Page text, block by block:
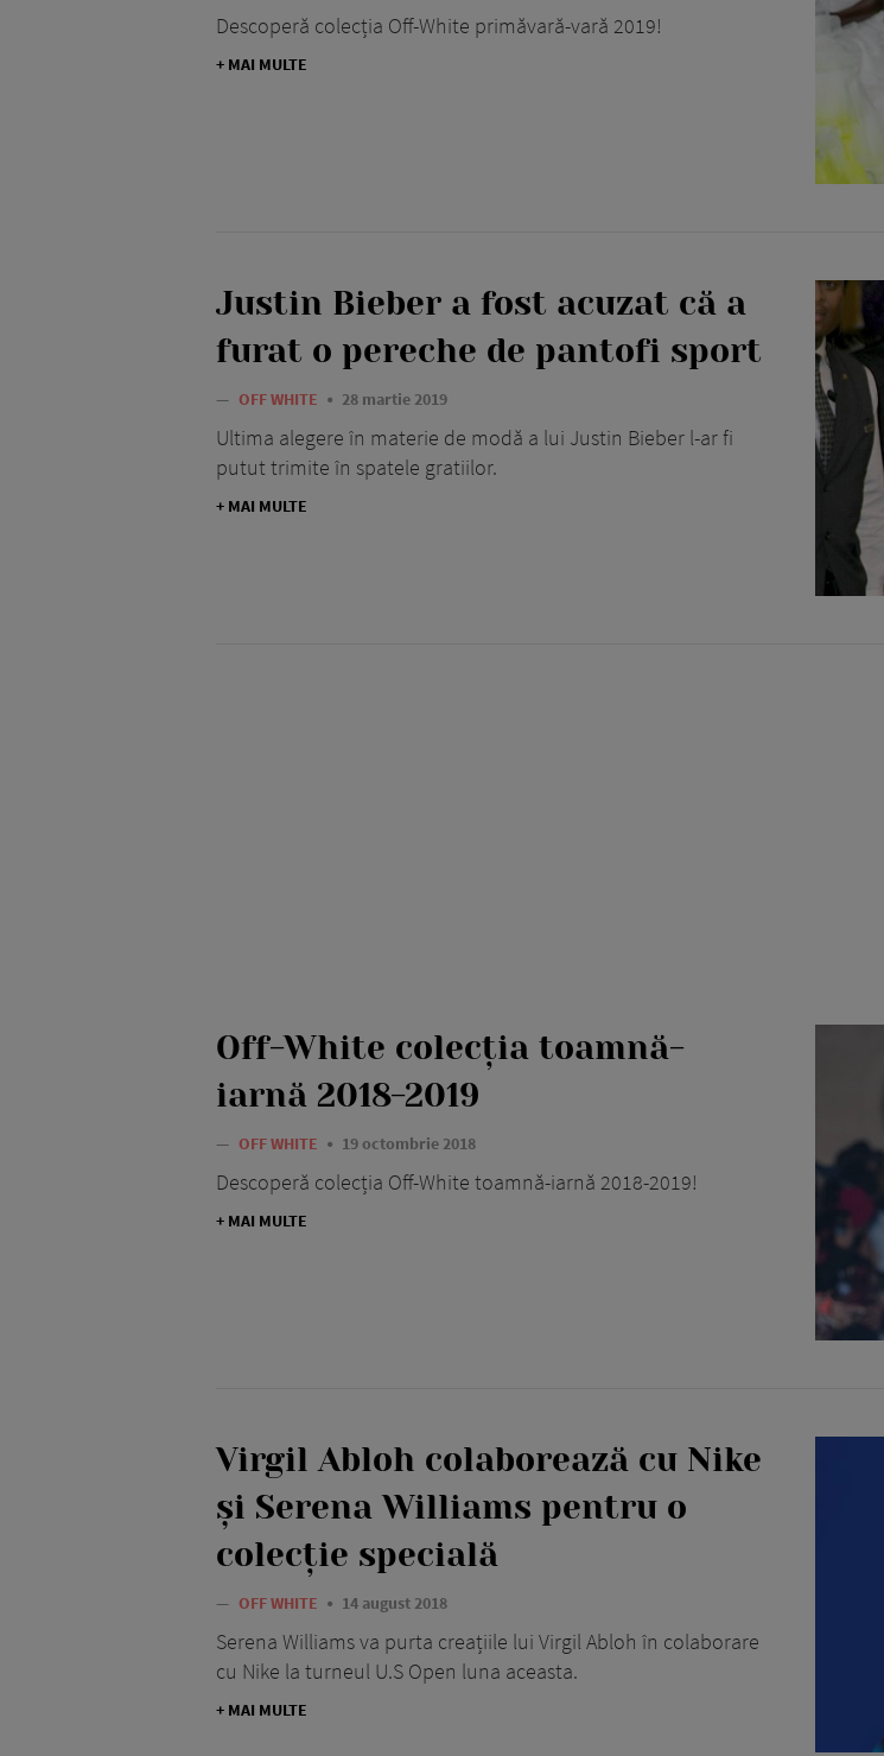
Descoperă colecția Off-White primăvară-vară 2019!
+ MAI MULTE
Justin Bieber a fost acuzat că a
furat o pereche de pantofi sport
— OFF WHITE 28 martie 2019
Ultima alegere în materie de modă a lui Justin Bieber l-ar fi
putut trimite în spatele gratiilor.
+ MAI MULTE
Off-White colecția toamnă-
iarnă 2018-2019
— OFF WHITE 19 octombrie 2018
Descoperă colecția Off-White toamnă-iarnă 2018-2019!
+ MAI MULTE
Virgil Abloh colaborează cu Nike
și Serena Williams pentru o
colecție specială
— OFF WHITE 14 august 2018
Serena Williams va purta creațiile lui Virgil Abloh în colaborare
cu Nike la turneul U.S Open luna aceasta.
+ MAI MULTE